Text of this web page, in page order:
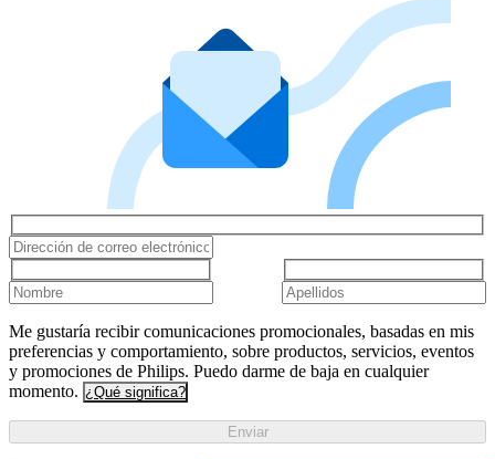
Me gustaría recibir comunicaciones promocionales, basadas en mis
preferencias y comportamiento, sobre productos, servicios, eventos
y promociones de Philips. Puedo darme de baja en cualquier
momento. ¿Qué significa?
Enviar